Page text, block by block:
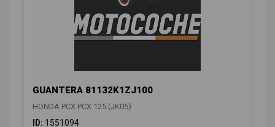
GUANTERA 81132K1ZJ100
HONDA PCX PCX 125 (JK05)
ID: 1551094